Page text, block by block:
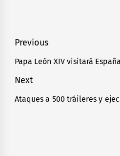
Navegación
de
entradas
Previous
Previous
Papa León XIV visitará
Next
Next
Ataques a 500 tráileres y